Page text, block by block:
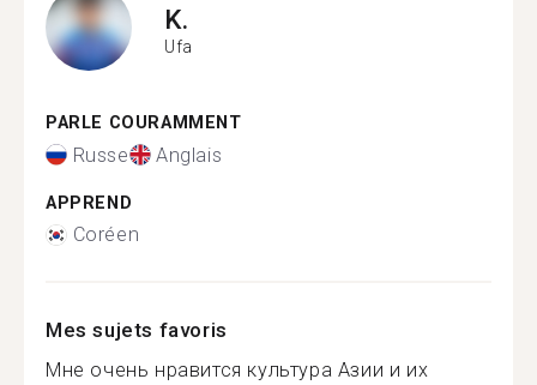
K.
Ufa
PARLE COURAMMENT
Russe Anglais
APPREND
Coréen
Mes sujets favoris
Мне очень нравится культура Азии и их